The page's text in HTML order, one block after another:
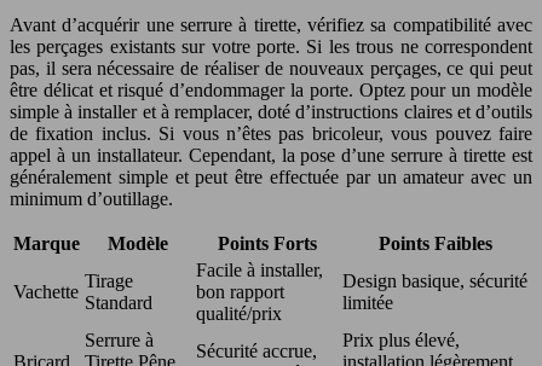
Avant d’acquérir une serrure à tirette, vérifiez sa compatibilité avec
les perçages existants sur votre porte. Si les trous ne correspondent
pas, il sera nécessaire de réaliser de nouveaux perçages, ce qui peut
être délicat et risqué d’endommager la porte. Optez pour un modèle
simple à installer et à remplacer, doté d’instructions claires et d’outils
de fixation inclus. Si vous n’êtes pas bricoleur, vous pouvez faire
appel à un installateur. Cependant, la pose d’une serrure à tirette est
généralement simple et peut être effectuée par un amateur avec un
minimum d’outillage.
Marque Modèle Points Forts Points Faibles
Vachette
Tirage
Standard
Facile à installer,
bon rapport
qualité/prix
Design basique, sécurité
limitée
Bricard
Serrure à
Tirette Pêne
Sécurité accrue,
Prix plus élevé,
installation légèrement